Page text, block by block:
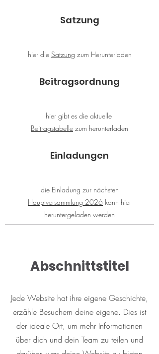
Satzung
hier die Satzung zum Herunterladen
Beitragsordnung
hier gibt es die aktuelle
Beitragstabelle zum herunterladen
Einladungen
die Einladung zur nächsten
Hauptversammlung 2026 kann hier
heruntergeladen werden
Abschnittstitel
Jede Website hat ihre eigene Geschichte,
erzähle Besuchern deine eigene. Dies ist
der ideale Ort, um mehr Informationen
über dich und dein Team zu teilen und